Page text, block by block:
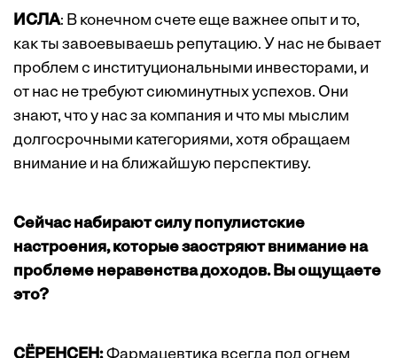
ИСЛА: В конечном счете еще важнее опыт и то,
как ты завоевываешь репутацию. У нас не бывает
проблем с институциональными инвесторами, и
от нас не требуют сиюминутных успехов. Они
знают, что у нас за компания и что мы мыслим
долгосрочными категориями, хотя обращаем
внимание и на ближайшую перспективу.
Сейчас набирают силу популистские
настроения, которые заостряют внимание на
проблеме неравенства доходов. Вы ощущаете
это?